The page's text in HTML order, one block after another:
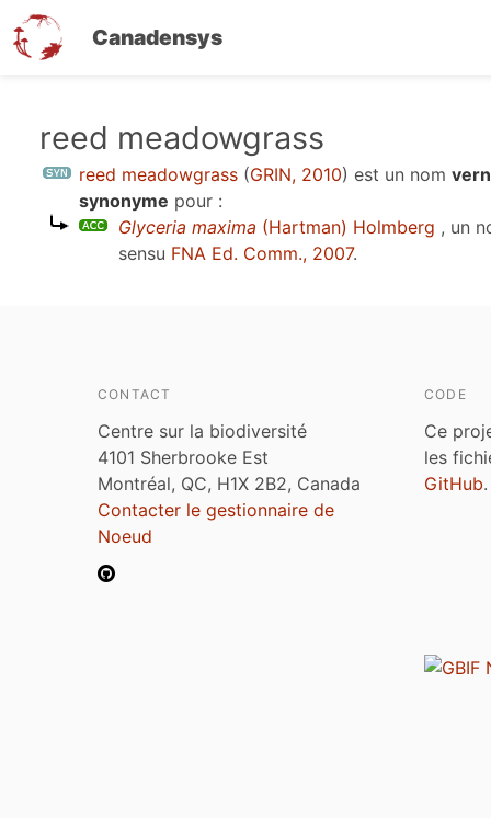
Canadensys
contenu
reed meadowgrass
reed meadowgrass (GRIN, 2010) est un nom
synonyme pour :
Glyceria maxima (Hartman) Holmberg , un
sensu FNA Ed. Comm., 2007.
CONTACT
Centre sur la biodiversité
4101 Sherbrooke Est
Montréal, QC, H1X 2B2, Canada
Contacter le gestionnaire de
Noeud
CODE
Ce
les
GitHub.